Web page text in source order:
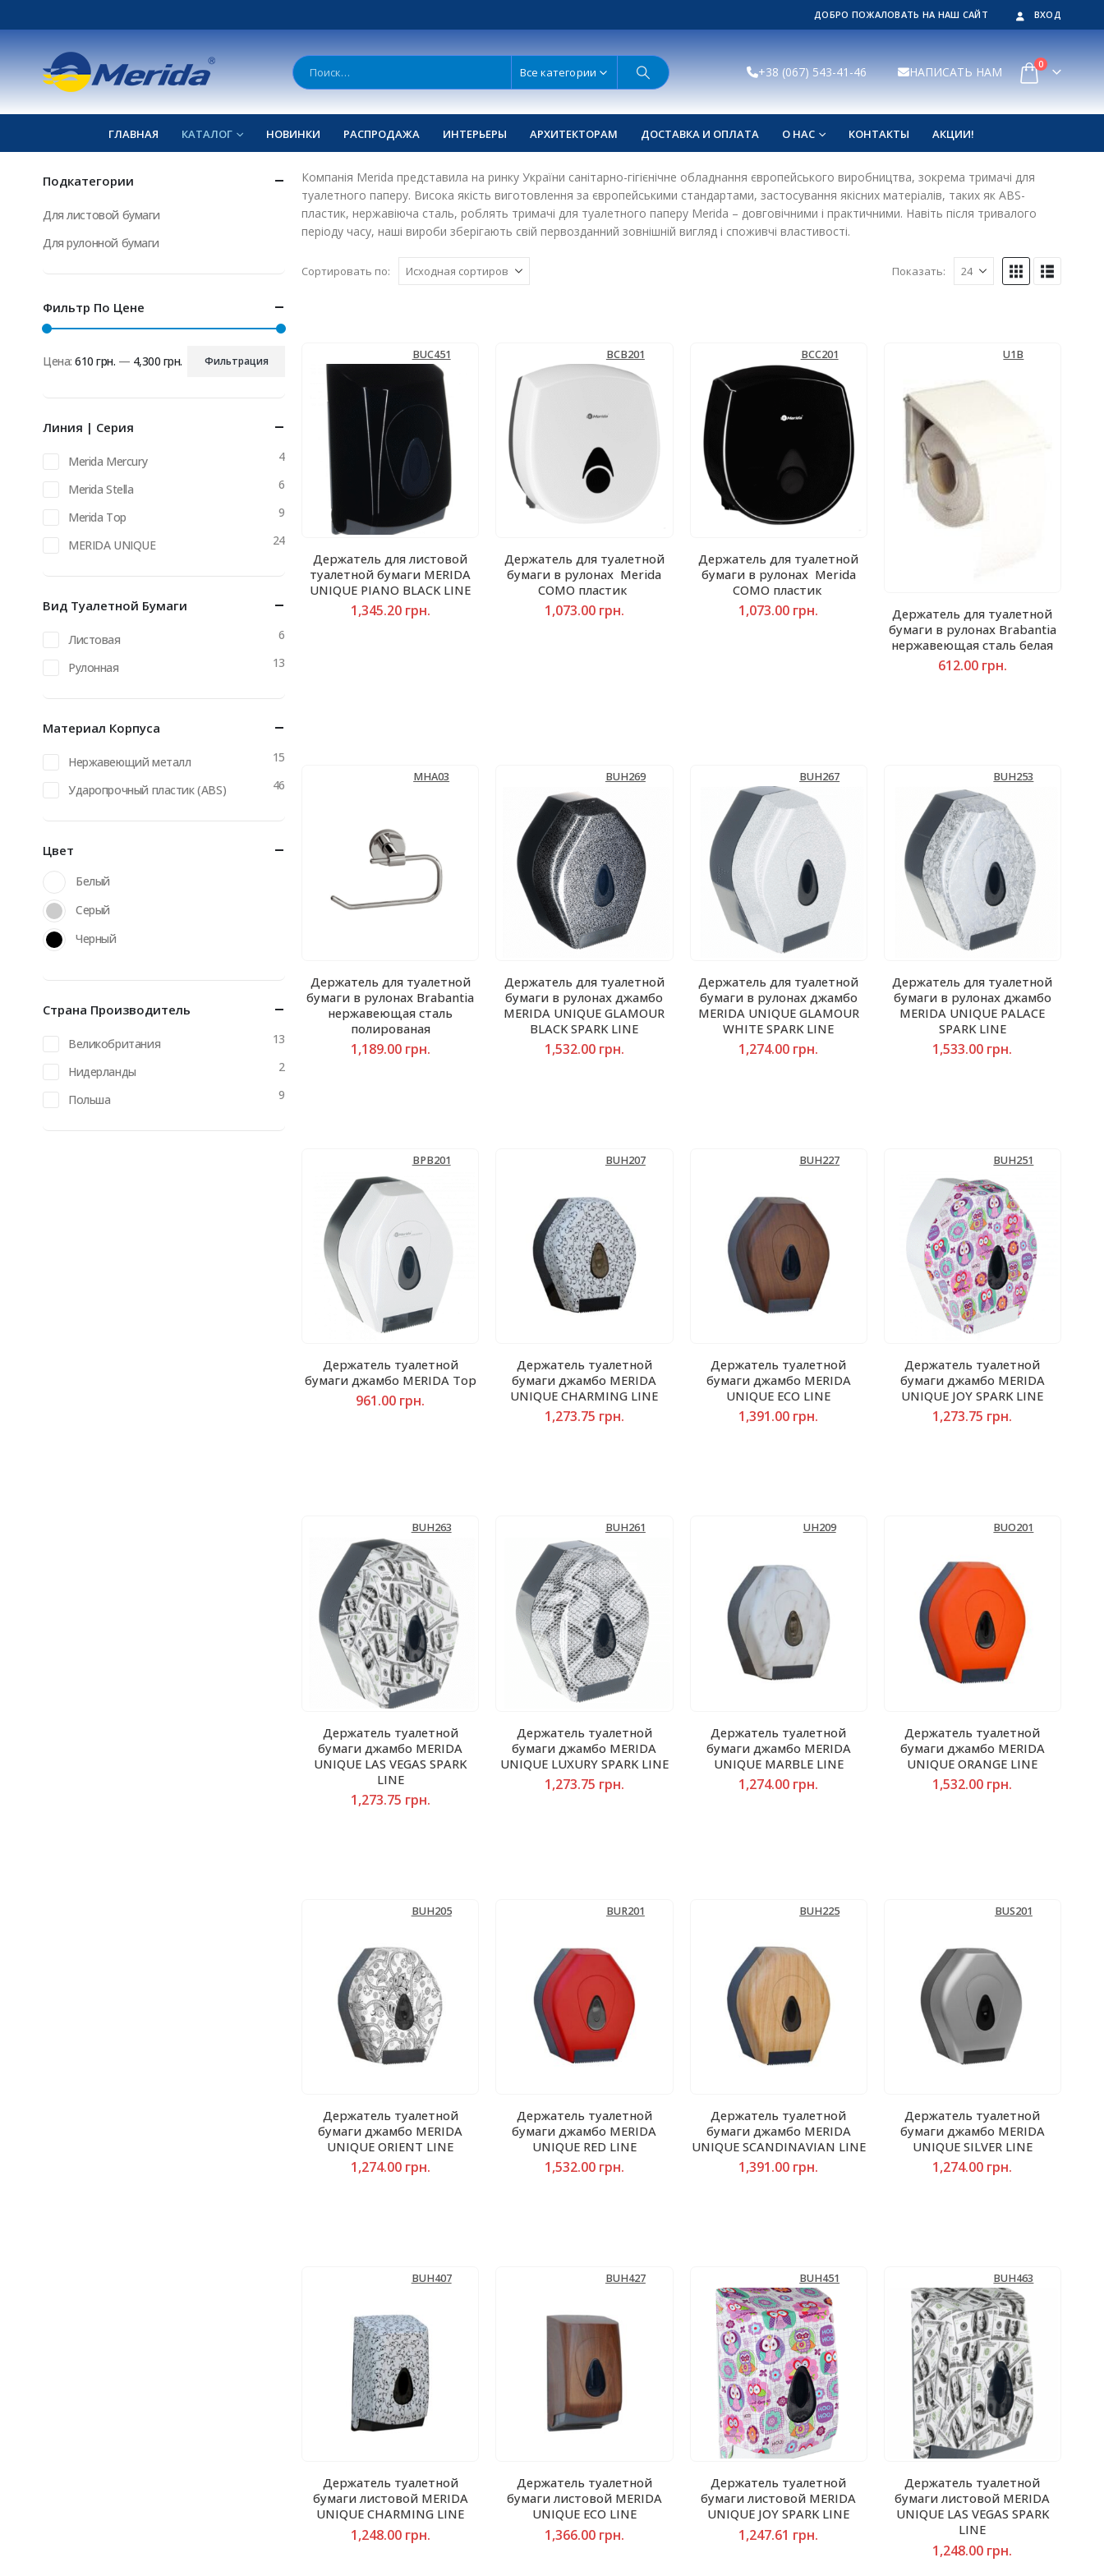
ДОБРО ПОЖАЛОВАТЬ НА НАШ САЙТ ВХОД
Все категории +38 (067) 543-41-46 НАПИСАТЬ НАМ 0
ГЛАВНАЯ КАТАЛОГ НОВИНКИ РАСПРОДАЖА ИНТЕРЬЕРЫ АРХИТЕКТОРАМ ДОСТАВКА И ОПЛАТА О НАС КОНТАКТЫ АКЦИИ!
Компанія Merida представила на ринку України санітарно-гігієнічне обладнання європейського виробництва, зокрема тримачі для
туалетного паперу. Висока якість виготовлення за європейськими стандартами, застосування якісних матеріалів, таких як ABS-
пластик, нержавіюча сталь, роблять тримачі для туалетного паперу Merida – довговічними і практичними. Навіть після тривалого
періоду часу, наші вироби зберігають свій первозданний зовнішній вигляд і споживчі властивості.
Сортировать по: Показать:
BUC451
Держатель для листовой
туалетной бумаги MERIDA
UNIQUE PIANO BLACK LINE
1,345.20 грн.
BCB201
Держатель для туалетной
бумаги в рулонах Merida
COMO пластик
1,073.00 грн.
BCC201
Держатель для туалетной
бумаги в рулонах Merida
COMO пластик
1,073.00 грн.
U1B
Держатель для туалетной
бумаги в рулонах Brabantia
нержавеющая сталь белая
612.00 грн.
MHA03
Держатель для туалетной
бумаги в рулонах Brabantia
нержавеющая сталь
полированая
1,189.00 грн.
BUH269
Держатель для туалетной
бумаги в рулонах джамбо
MERIDA UNIQUE GLAMOUR
BLACK SPARK LINE
1,532.00 грн.
BUH267
Держатель для туалетной
бумаги в рулонах джамбо
MERIDA UNIQUE GLAMOUR
WHITE SPARK LINE
1,274.00 грн.
BUH253
Держатель для туалетной
бумаги в рулонах джамбо
MERIDA UNIQUE PALACE
SPARK LINE
1,533.00 грн.
BPB201
Держатель туалетной
бумаги джамбо MERIDA Top
961.00 грн.
BUH207
Держатель туалетной
бумаги джамбо MERIDA
UNIQUE CHARMING LINE
1,273.75 грн.
BUH227
Держатель туалетной
бумаги джамбо MERIDA
UNIQUE ECO LINE
1,391.00 грн.
BUH251
Держатель туалетной
бумаги джамбо MERIDA
UNIQUE JOY SPARK LINE
1,273.75 грн.
BUH263
Держатель туалетной
бумаги джамбо MERIDA
UNIQUE LAS VEGAS SPARK
LINE
1,273.75 грн.
BUH261
Держатель туалетной
бумаги джамбо MERIDA
UNIQUE LUXURY SPARK LINE
1,273.75 грн.
UH209
Держатель туалетной
бумаги джамбо MERIDA
UNIQUE MARBLE LINE
1,274.00 грн.
BUO201
Держатель туалетной
бумаги джамбо MERIDA
UNIQUE ORANGE LINE
1,532.00 грн.
BUH205
Держатель туалетной
бумаги джамбо MERIDA
UNIQUE ORIENT LINE
1,274.00 грн.
BUR201
Держатель туалетной
бумаги джамбо MERIDA
UNIQUE RED LINE
1,532.00 грн.
BUH225
Держатель туалетной
бумаги джамбо MERIDA
UNIQUE SCANDINAVIAN LINE
1,391.00 грн.
BUS201
Держатель туалетной
бумаги джамбо MERIDA
UNIQUE SILVER LINE
1,274.00 грн.
BUH407
Держатель туалетной
бумаги листовой MERIDA
UNIQUE CHARMING LINE
1,248.00 грн.
BUH427
Держатель туалетной
бумаги листовой MERIDA
UNIQUE ECO LINE
1,366.00 грн.
BUH451
Держатель туалетной
бумаги листовой MERIDA
UNIQUE JOY SPARK LINE
1,247.61 грн.
BUH463
Держатель туалетной
бумаги листовой MERIDA
UNIQUE LAS VEGAS SPARK
LINE
1,248.00 грн.
Подкатегории
Для листовой бумаги
Для рулонной бумаги
Фильтр По Цене
Минимальная
цена
Максимальная
цена
Фильтрация
Цена:610 грн. — 4,300 грн.
Линия | Серия
Merida Mercury 4
Merida Stella 6
Merida Top 9
MERIDA UNIQUE 24
Вид Туалетной Бумаги
Листовая 6
Рулонная 13
Материал Корпуса
Нержавеющий металл 15
Ударопрочный пластик (ABS) 46
Цвет
Белый
Серый
Черный
Страна Производитель
Великобритания 13
Нидерланды 2
Польша 9